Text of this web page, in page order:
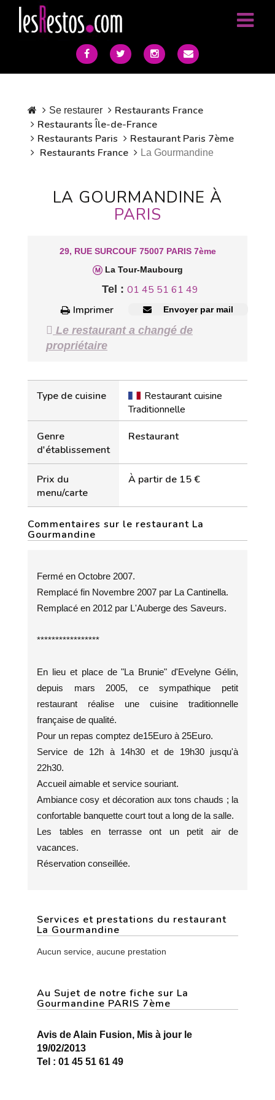
Se restaurer
Restaurants France
Restaurants Île-de-France
Restaurants Paris
Restaurant Paris 7ème
Restaurants France
La Gourmandine
LA GOURMANDINE À
PARIS
29, RUE SURCOUF 75007 PARIS 7ème
La Tour-Maubourg
Tel : 01 45 51 61 49
Imprimer
Envoyer par mail
Le restaurant a changé de
propriétaire
Type de cuisine
Restaurant cuisine
Traditionnelle
Genre
d'établissement
Restaurant
Prix du
menu/carte
À partir de 15 €
Commentaires sur le restaurant La
Gourmandine
Fermé en Octobre 2007.
Remplacé fin Novembre 2007 par La Cantinella.
Remplacé en 2012 par L'Auberge des Saveurs.
*****************
En lieu et place de "La Brunie" d'Evelyne Gélin,
depuis mars 2005, ce sympathique petit
restaurant réalise une cuisine traditionnelle
française de qualité.
Pour un repas comptez de15Euro à 25Euro.
Service de 12h à 14h30 et de 19h30 jusqu'à
22h30.
Accueil aimable et service souriant.
Ambiance cosy et décoration aux tons chauds ; la
confortable banquette court tout a long de la salle.
Les tables en terrasse ont un petit air de
vacances.
Réservation conseillée.
Services et prestations du restaurant
La Gourmandine
Aucun service, aucune prestation
Au Sujet de notre fiche sur La
Gourmandine PARIS 7ème
Avis de Alain Fusion, Mis à jour le
19/02/2013
Tel : 01 45 51 61 49